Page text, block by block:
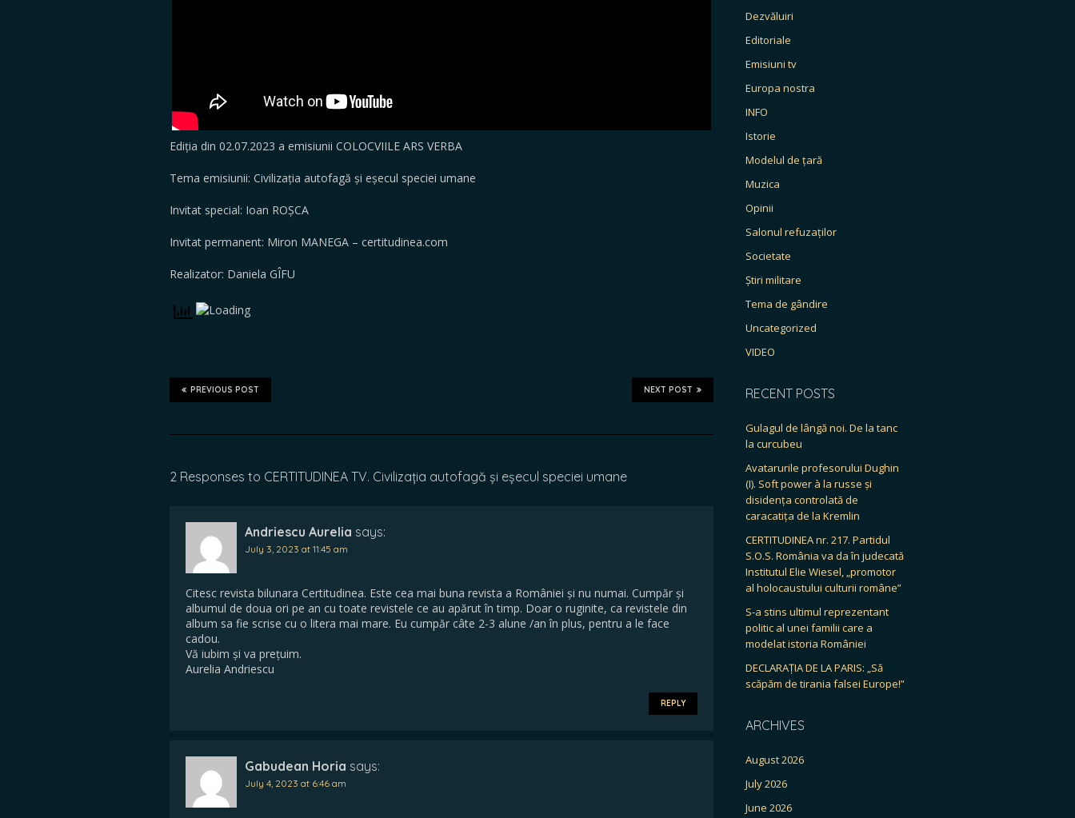
Ediția din 02.07.2023 a emisiunii COLOCVIILE ARS VERBA
Tema emisiunii: Civilizația autofagă și eșecul speciei umane
Invitat special: Ioan ROȘCA
Invitat permanent: Miron MANEGA – certitudinea.com
Realizator: Daniela GÎFU
NEXT POST
PREVIOUS POST
2 Responses to CERTITUDINEA TV. Civilizația autofagă și eșecul speciei umane
Andriescu Aurelia says:
July 3, 2023 at 11:45 am
Citesc revista bilunara Certitudinea. Este cea mai buna revista a României și nu numai. Cumpăr și
albumul de doua ori pe an cu toate revistele ce au apărut în timp. Doar o ruginite, ca revistele din
album sa fie scrise cu o litera mai mare. Eu cumpăr câte 2-3 alune /an în plus, pentru a le face
cadou.
Vă iubim și va prețuim.
Aurelia Andriescu
REPLY
Gabudean Horia says:
July 4, 2023 at 6:46 am
Dezvăluiri
Editoriale
Emisiuni tv
Europa nostra
INFO
Istorie
Modelul de țară
Muzica
Opinii
Salonul refuzaților
Societate
Știri militare
Tema de gândire
Uncategorized
VIDEO
RECENT POSTS
Gulagul de lângă noi. De la tanc
la curcubeu
Avatarurile profesorului Dughin
(I). Soft power à la russe și
disidența controlată de
caracatița de la Kremlin
CERTITUDINEA nr. 217. Partidul
S.O.S. România va da în judecată
Institutul Elie Wiesel, „promotor
al holocaustului culturii române”
S-a stins ultimul reprezentant
politic al unei familii care a
modelat istoria României
DECLARAȚIA DE LA PARIS: „Să
scăpăm de tirania falsei Europe!”
ARCHIVES
August 2026
July 2026
June 2026